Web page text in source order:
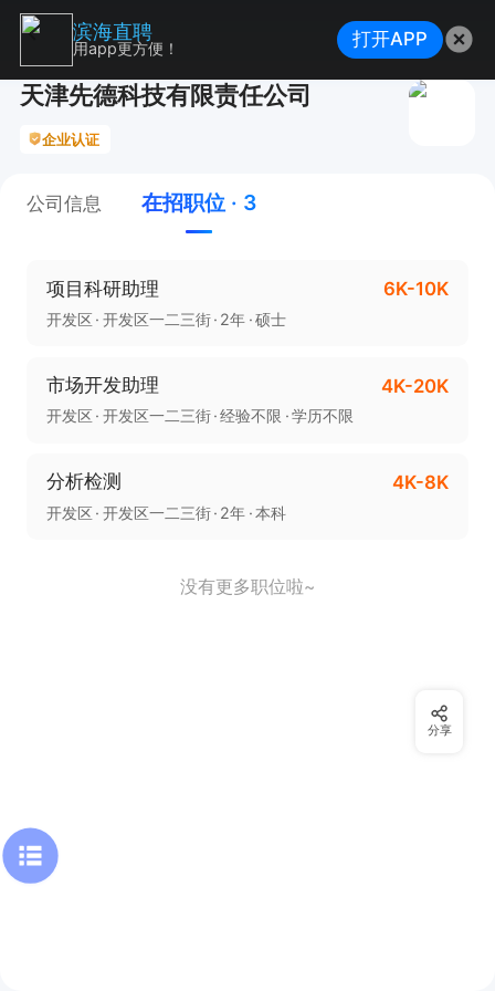
天津先德科技有限责任公司
企业认证
公司信息 在招职位 · 3
项目科研助理 6K-10K
开发区 开发区一二三街 2年 硕士
市场开发助理 4K-20K
开发区 开发区一二三街 经验不限 学历不限
分析检测 4K-8K
开发区 开发区一二三街 2年 本科
没有更多职位啦~
分享
滨海直聘
用app更方便！ 打开APP